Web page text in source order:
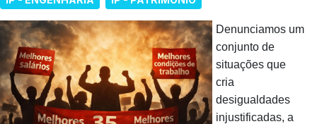
Denunciamos um
conjunto de
situações que
cria
desigualdades
injustificadas, a